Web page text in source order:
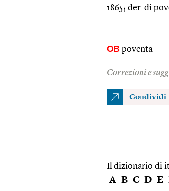
1865; der. di
OB poventa
Correzioni e
Condividi
Il dizionario di
A B C D E